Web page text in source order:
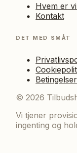
Hvem er
Kontakt
DET MED SMÅT
Betingelser
© 2026
Vi tjener
ingenting og